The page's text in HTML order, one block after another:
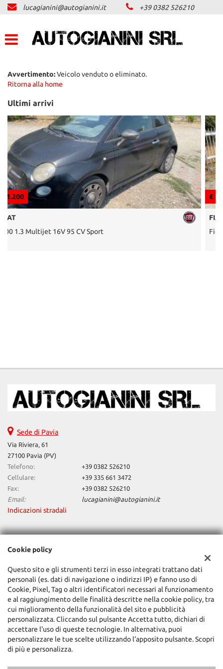
LISTA VEICOLI
ACQUISTIAMO USATO
ASSISTENZA
CONTATTI
NEWS
AREA COMMERCIANTI
lucagianini@autogianini.it +39 0382 526210
Avvertimento:Veicolo venduto o eliminato.
Ritorna alla home
Ultimi arrivi
€ 5.696
Fiorino 1.3 MJT 95CV Cargo Adventure
Sede di Pavia
Via Riviera, 61
27100 Pavia (PV)
Telefono:
+39 0382 526210
Cellulare:
+39 335 661 3472
Fax:
+39 0382 526210
Email:
lucagianini@autogianini.it
Indicazioni stradali
Dati fiscali:
Auto Gianini Srl
Via Riviera, 61, Pavia (PV)
C.F/P.IVA:01352520181
Registro delle imprese:PV
Cookie policy
Questo sito e gli strumenti terzi in esso integrati trattano dati
personali (es. dati di navigazione o indirizzi IP) e fanno uso di
Cookie, Pixel, Tag o altri identificatori necessari al funzionamento
e al raggiungimento delle finalità descritte nella cookie policy, tra
cui miglioramento della funzionalità del sito e pubblicità
personalizzata. Cliccando sul pulsante Accetta tutto, dichiari di
accettare l'uso di queste tecnologie. In alternativa, puoi
personalizzare le tue scelte utilizzando l'apposito pulsante. Scopri
di più e personalizza.